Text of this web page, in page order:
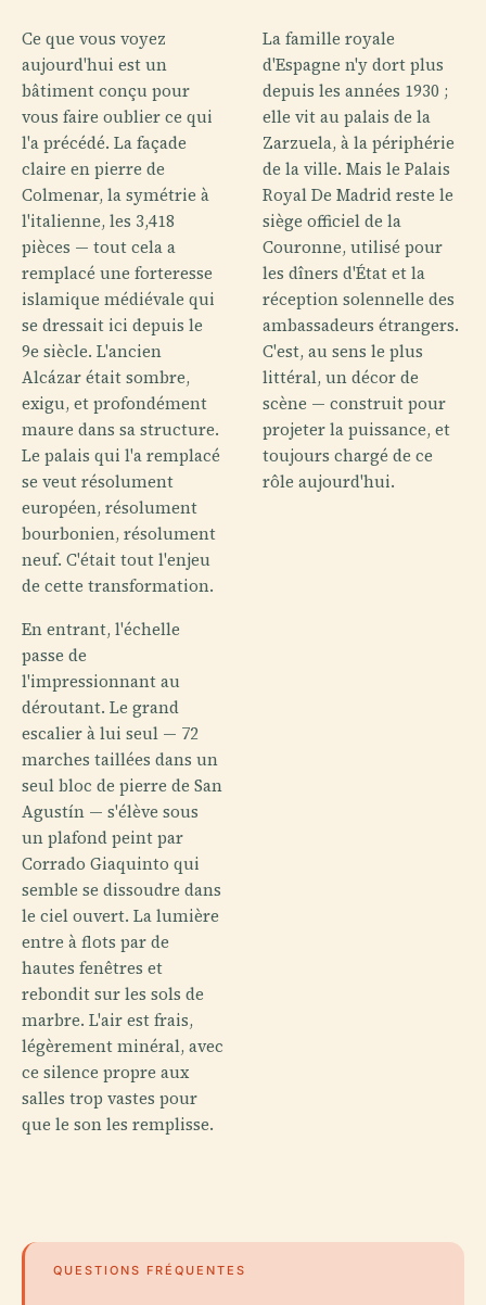
Ce que vous voyez
aujourd'hui est un
bâtiment conçu pour
vous faire oublier ce qui
l'a précédé. La façade
claire en pierre de
Colmenar, la symétrie à
l'italienne, les 3,418
pièces — tout cela a
remplacé une forteresse
islamique médiévale qui
se dressait ici depuis le
9e siècle. L'ancien
Alcázar était sombre,
exigu, et profondément
maure dans sa structure.
Le palais qui l'a remplacé
se veut résolument
européen, résolument
bourbonien, résolument
neuf. C'était tout l'enjeu
de cette transformation.
En entrant, l'échelle
passe de
l'impressionnant au
déroutant. Le grand
escalier à lui seul — 72
marches taillées dans un
seul bloc de pierre de San
Agustín — s'élève sous
un plafond peint par
Corrado Giaquinto qui
semble se dissoudre dans
le ciel ouvert. La lumière
entre à flots par de
hautes fenêtres et
rebondit sur les sols de
marbre. L'air est frais,
légèrement minéral, avec
ce silence propre aux
salles trop vastes pour
que le son les remplisse.
La famille royale
d'Espagne n'y dort plus
depuis les années 1930 ;
elle vit au palais de la
Zarzuela, à la périphérie
de la ville. Mais le Palais
Royal De Madrid reste le
siège officiel de la
Couronne, utilisé pour
les dîners d'État et la
réception solennelle des
ambassadeurs étrangers.
C'est, au sens le plus
littéral, un décor de
scène — construit pour
projeter la puissance, et
toujours chargé de ce
rôle aujourd'hui.
QUESTIONS FRÉQUENTES